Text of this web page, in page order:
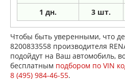
1 дн. 3 шт.
Чтобы быть уверенными, что
8200833558 производителя
подойдут на Ваш автомобиль,
бесплатным подбором по VIN
8 (495) 984-46-55.